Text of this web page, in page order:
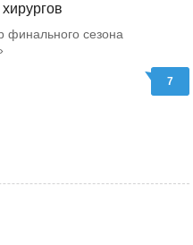
финального сезона
7